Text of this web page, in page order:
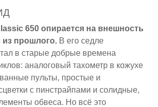
650 опирается на внешность
из прошлого. В его седле
в старые добрые времена
аналоговый тахометр в кожухе
пульты, простые и
с пинстрайпами и солидные,
обвеса. Но всё это